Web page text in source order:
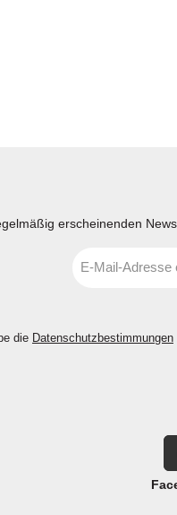
erscheinenden
Mail-
die Datenschutzbestimmungen